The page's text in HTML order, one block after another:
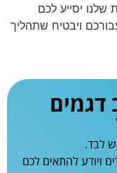
שלנו יסייע לכם
ויבטיח שתהליך
דגמים
לבד.
ויודע להתאים לכם